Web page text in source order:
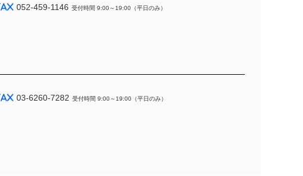
052-459-1146 受付時間 9:00～19:00（平日のみ）
03-6260-7282 受付時間 9:00～19:00（平日のみ）